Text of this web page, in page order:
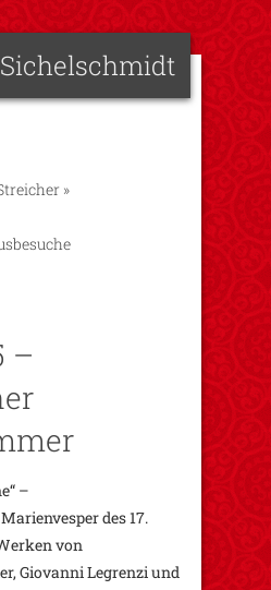
»
–
–
des 17.
von
Giovanni Legrenzi und